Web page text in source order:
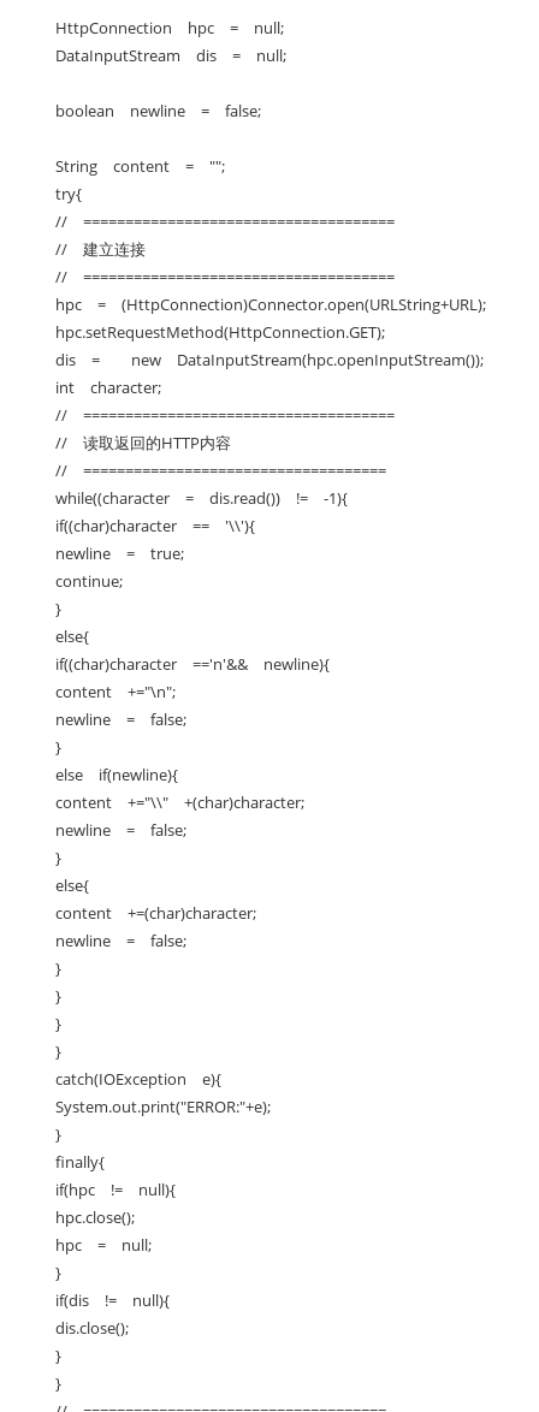
HttpConnection hpc = null;
DataInputStream dis = null;
boolean newline = false;
String content = "";
try{
// =====================================
// 建立连接
// =====================================
hpc = (HttpConnection)Connector.open(URLString+URL);
hpc.setRequestMethod(HttpConnection.GET);
dis = new DataInputStream(hpc.openInputStream());
int character;
// =====================================
// 读取返回的HTTP内容
// ====================================
while((character = dis.read()) != -1){
if((char)character == '\\'){
newline = true;
continue;
}
else{
if((char)character =='n'&& newline){
content +="\n";
newline = false;
}
else if(newline){
content +="\\" +(char)character;
newline = false;
}
else{
content +=(char)character;
newline = false;
}
}
}
}
catch(IOException e){
System.out.print("ERROR:"+e);
}
finally{
if(hpc != null){
hpc.close();
hpc = null;
}
if(dis != null){
dis.close();
}
}